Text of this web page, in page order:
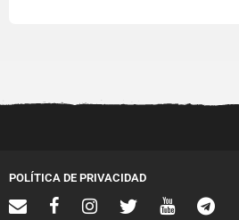
o
POLÍTICA DE PRIVACIDAD